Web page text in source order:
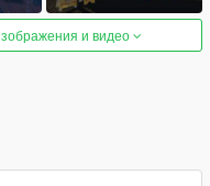
и видео